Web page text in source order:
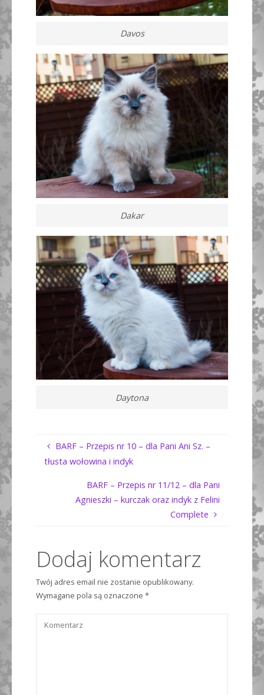
Davos
Dakar
Daytona
BARF – Przepis nr 10 – dla Pani Ani Sz. –
tłusta wołowina i indyk
BARF – Przepis nr 11/12 – dla Pani
Agnieszki – kurczak oraz indyk z Felini
Complete
Dodaj komentarz
Twój adres email nie zostanie opublikowany.
Wymagane pola są oznaczone *